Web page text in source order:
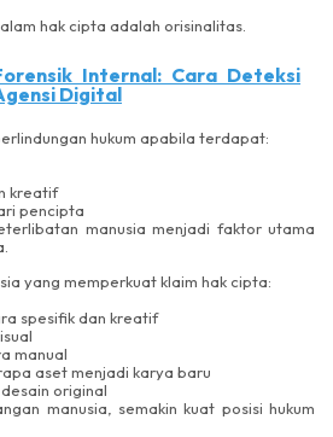
hak cipta adalah orisinalitas.
Internal: Cara Deteksi
Digital
hukum apabila terdapat:
kreatif
pencipta
manusia menjadi faktor utama
yang memperkuat klaim hak cipta:
spesifik dan kreatif
manual
aset menjadi karya baru
original
manusia, semakin kuat posisi hukum